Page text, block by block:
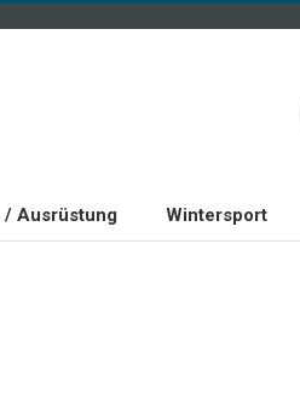
/ Ausrüstung Wintersport